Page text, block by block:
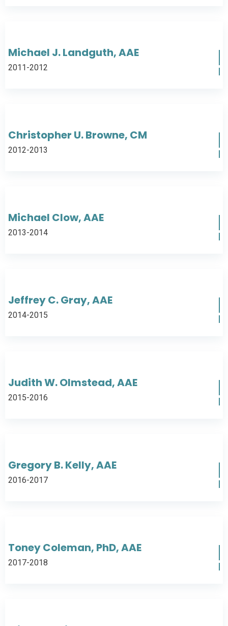
Michael J. Landguth, AAE
2011-2012
Christopher U. Browne, CM
2012-2013
Michael Clow, AAE
2013-2014
Jeffrey C. Gray, AAE
2014-2015
Judith W. Olmstead, AAE
2015-2016
Gregory B. Kelly, AAE
2016-2017
Toney Coleman, PhD, AAE
2017-2018